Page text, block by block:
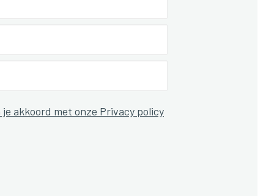
akkoord met onze Privacy policy